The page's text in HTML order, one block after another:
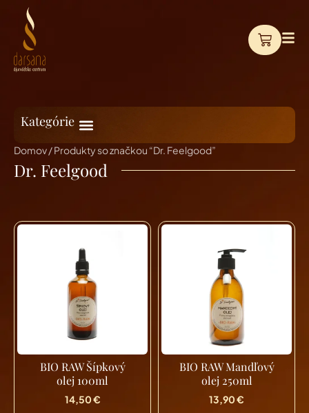
Kategórie
Domov/ Produkty so značkou “Dr. Feelgood”
Dr. Feelgood
BIO RAW Šípkový
olej 100ml
14,50€
BIO RAW Mandľový
olej 250ml
13,90€